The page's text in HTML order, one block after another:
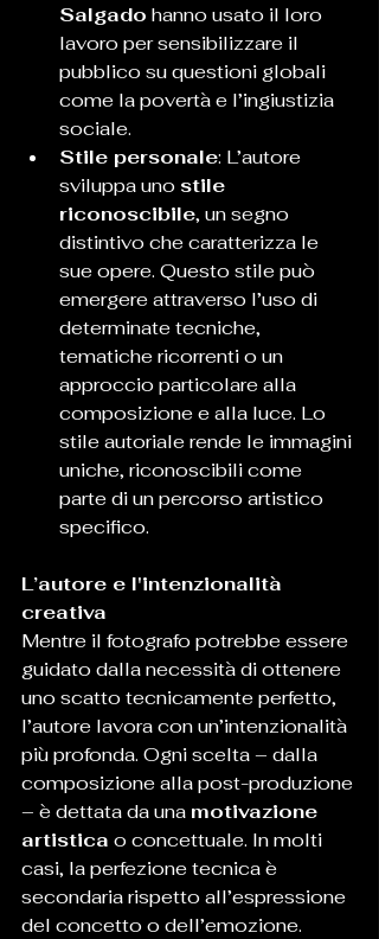
Salgado hanno usato il loro
lavoro per sensibilizzare il
pubblico su questioni globali
come la povertà e l’ingiustizia
sociale.
Stile personale: L’autore
sviluppa uno stile
riconoscibile, un segno
distintivo che caratterizza le
sue opere. Questo stile può
emergere attraverso l’uso di
determinate tecniche,
tematiche ricorrenti o un
approccio particolare alla
composizione e alla luce. Lo
stile autoriale rende le immagini
uniche, riconoscibili come
parte di un percorso artistico
specifico.
L’autore e l'intenzionalità
creativa
Mentre il fotografo potrebbe essere
guidato dalla necessità di ottenere
uno scatto tecnicamente perfetto,
l’autore lavora con un’intenzionalità
più profonda. Ogni scelta – dalla
composizione alla post-produzione
– è dettata da una motivazione
artistica o concettuale. In molti
casi, la perfezione tecnica è
secondaria rispetto all’espressione
del concetto o dell’emozione.